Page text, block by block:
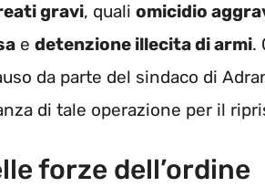
gravi, quali omicidio
e detenzione illecita di armi.
da parte del sindaco di
di tale operazione per il
forze dell’ordine